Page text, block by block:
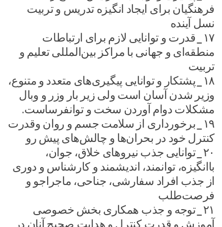
فرهنگیان برای ایجاد انگیزه تدریس و تربیت
نسل آینده
۱۷_قدرت و توانایی لازم برای ارتباطات
منطقه‌ای و جهانی با مراکز بین‌المللی تعلیم و
تربیت
۱۸_پشتکار و توانایی پیگیری‌های متعدد و متنوع،
وزیر شدن آسان است ولی زیر بار وزر و وبال
مشکلات دوام آوردن سخت و توانفرساست.
۱۹_برخورداری از سلامت جسم و روان وقدرت
کنترل خود در بحران‌ها و چالش‌های پیش ‌رو
۲۰_توانایی جذب نیروهای خلاق‌، جوان‌،
باانگیزه، توانمند، اندیشمند و کارشناس و دوری
از جذب افراد سفارشی، جناحی، ماجراجو و
فرصت‌طلب
۲۱_توجه و جذب همکاری بخش خصوصی
آموزش و قدرت کنترل و هدایت صحیح آنان در